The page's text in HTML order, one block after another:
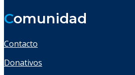
Comunidad
Contacto
Donativos